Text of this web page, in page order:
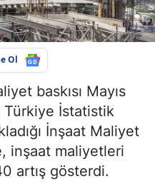
Ol
baskısı Mayıs
İstatistik
İnşaat Maliyet
inşaat maliyetleri
artış gösterdi.